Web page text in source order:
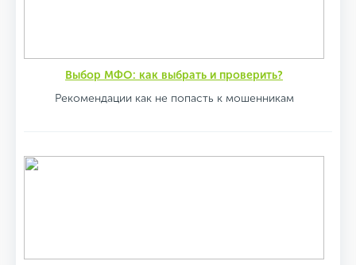
Выбор МФО: как выбрать и проверить?
Рекомендации как не попасть к мошенникам